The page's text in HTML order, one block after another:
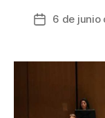
Fecha
entrada
6 de junio